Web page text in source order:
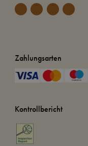
Zahlungsarten
Kontrollbericht